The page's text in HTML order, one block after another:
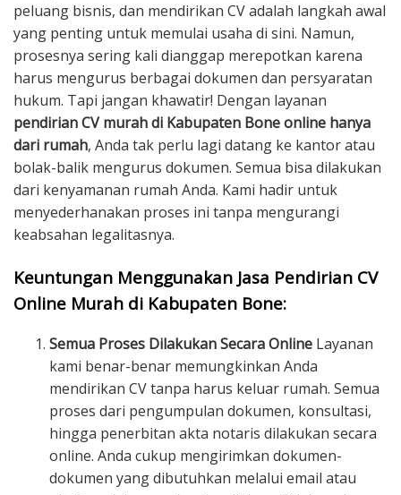
peluang bisnis, dan mendirikan CV adalah langkah awal
yang penting untuk memulai usaha di sini. Namun,
prosesnya sering kali dianggap merepotkan karena
harus mengurus berbagai dokumen dan persyaratan
hukum. Tapi jangan khawatir! Dengan layanan
pendirian CV murah di Kabupaten Bone online hanya
dari rumah, Anda tak perlu lagi datang ke kantor atau
bolak-balik mengurus dokumen. Semua bisa dilakukan
dari kenyamanan rumah Anda. Kami hadir untuk
menyederhanakan proses ini tanpa mengurangi
keabsahan legalitasnya.
Keuntungan Menggunakan Jasa Pendirian CV
Online Murah di Kabupaten Bone:
Semua Proses Dilakukan Secara Online Layanan
kami benar-benar memungkinkan Anda
mendirikan CV tanpa harus keluar rumah. Semua
proses dari pengumpulan dokumen, konsultasi,
hingga penerbitan akta notaris dilakukan secara
online. Anda cukup mengirimkan dokumen-
dokumen yang dibutuhkan melalui email atau